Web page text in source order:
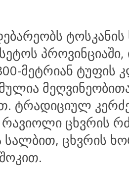
პროვინციაში,
მეტრიან ტუფის
ტრადიციულ
რავიოლი ცხვრის
სალბით, ცხვრის